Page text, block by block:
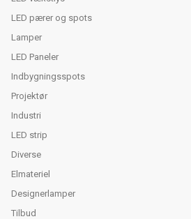
LED pærer og spots
Lamper
LED Paneler
Indbygningsspots
Projektør
Industri
LED strip
Diverse
Elmateriel
Designerlamper
Tilbud